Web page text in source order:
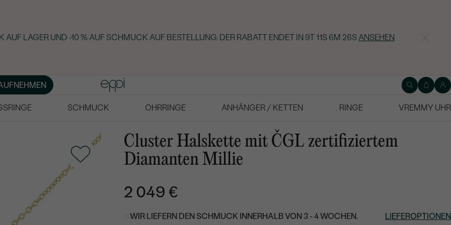
LAGER UND -10 % AUF SCHMUCK AUF BESTELLUNG. DER RABATT ENDET IN 9T 11S 6M 26SANSEHEN
SCHMUCK OHRRINGE ANHÄNGER / KETTEN RINGE
VREMMY UHR
Cluster Halskette mit ČGL zertifiziertem
Diamanten Millie
2 049 €
WIR LIEFERN DEN SCHMUCK INNERHALB VON 3 - 4 WOCHEN. LIEFEROPTIONEN